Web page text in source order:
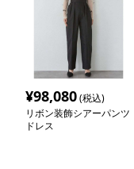
¥98,080(税込)
リボン装飾シアーパンツ
ドレス